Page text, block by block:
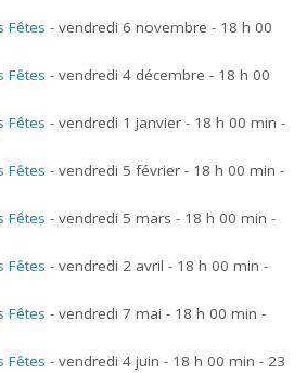
Fêtes - vendredi 6 novembre - 18 h 00
Fêtes - vendredi 4 décembre - 18 h 00
Fêtes - vendredi 1 janvier - 18 h 00 min -
Fêtes - vendredi 5 février - 18 h 00 min -
Fêtes - vendredi 5 mars - 18 h 00 min -
Fêtes - vendredi 2 avril - 18 h 00 min -
Fêtes - vendredi 7 mai - 18 h 00 min -
Fêtes - vendredi 4 juin - 18 h 00 min - 23